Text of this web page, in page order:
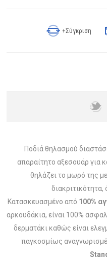
+Σύγκριση
Ποδιά θηλασμού
απαραίτητο αξεσουάρ για
θηλάζει το μωρό της
διακριτικότητα,
Κατασκευασμένο από 100%
αρκουδάκια, είναι 100%
δερματάκι καθώς είναι
παγκοσμίως